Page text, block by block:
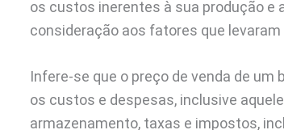
os custos inerentes à sua produção e
consideração aos fatores que
Infere-se que o preço de venda de
os custos e despesas, inclusive
armazenamento, taxas e impostos,